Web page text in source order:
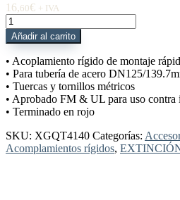
16,60€ + IVA
XGQT4140
Acoplamiento
Rígido
montaje
rápido
5"
DN100
Rojo
Añadir al carrito
• Acoplamiento rígido de montaje
• Para tubería de acero DN125/
• Tuercas y tornillos métricos
• Aprobado FM & UL para uso contra
• Terminado en rojo
SKU: XGQT4140 Categorías:
Acomplamientos rígidos,